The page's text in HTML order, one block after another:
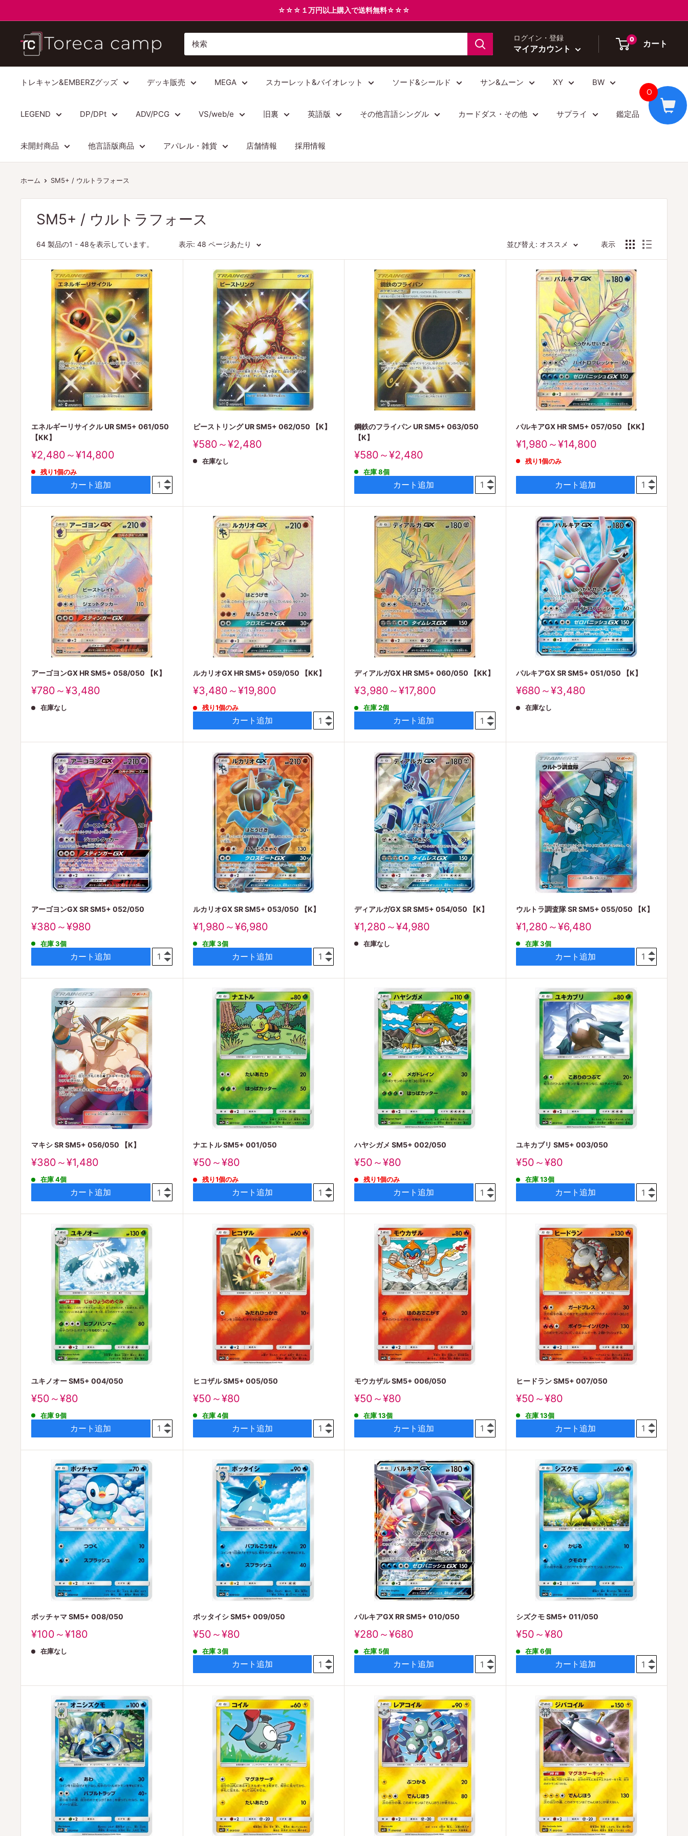
ン
る
☆☆☆１万円以上購入で送料無料☆☆☆
ト
レ
カ
キ
ン
ログイン・登録
マイアカウント
0 カート
トレキャン&EMBERZグッズ デッキ販売 MEGA スカーレット&バイオレット ソード&シールド サン&ムーン XY BW
LEGEND DP/DPt ADV/PCG VS/web/e 旧裏 英語版 その他言語シングル カードダス・その他 サプライ 鑑定品
未開封商品 他言語版商品 アパレル・雑貨 店舗情報 採用情報
ホーム SM5+ / ウルトラフォース
SM5+ / ウルトラフォース
64 製品の1 - 48を表示しています。 表示: 48 ページあたり 並び替え: オススメ 表示
エネルギーリサイクル UR SM5+ 061/050
【KK】
販
価
¥2,480～¥14,800
残り1個のみ
カート追加
ビーストリング UR SM5+ 062/050 【K】
販
価
¥580～¥2,480
在庫なし
鋼鉄のフライパン UR SM5+ 063/050
【K】
販
価
¥580～¥2,480
在庫 8個
カート追加
パルキアGX HR SM5+ 057/050 【KK】
販
価
格
¥1,980～¥14,800
残り1個のみ
カート追加
アーゴヨンGX HR SM5+ 058/050 【K】
販
価
¥780～¥3,480
在庫なし
ルカリオGX HR SM5+ 059/050 【KK】
販
価
¥3,480～¥19,800
残り1個のみ
カート追加
ディアルガGX HR SM5+ 060/050 【KK】
販
価
¥3,980～¥17,800
在庫 2個
カート追加
パルキアGX SR SM5+ 051/050 【K】
販
価
¥680～¥3,480
在庫なし
アーゴヨンGX SR SM5+ 052/050
販
価
¥380～¥980
在庫 3個
カート追加
ルカリオGX SR SM5+ 053/050 【K】
販
価
¥1,980～¥6,980
在庫 3個
カート追加
ディアルガGX SR SM5+ 054/050 【K】
販
価
¥1,280～¥4,980
在庫なし
ウルトラ調査隊 SR SM5+ 055/050 【K】
販
価
¥1,280～¥6,480
在庫 3個
カート追加
マキシ SR SM5+ 056/050 【K】
販
価
¥380～¥1,480
在庫 4個
カート追加
ナエトル SM5+ 001/050
販
価
¥50～¥80
残り1個のみ
カート追加
ハヤシガメ SM5+ 002/050
販
価
¥50～¥80
残り1個のみ
カート追加
ユキカブリ SM5+ 003/050
販
価
¥50～¥80
在庫 13個
カート追加
ユキノオー SM5+ 004/050
販
価
¥50～¥80
在庫 9個
カート追加
ヒコザル SM5+ 005/050
販
価
¥50～¥80
在庫 4個
カート追加
モウカザル SM5+ 006/050
販
価
¥50～¥80
在庫 13個
カート追加
ヒードラン SM5+ 007/050
販
価
¥50～¥80
在庫 13個
カート追加
ポッチャマ SM5+ 008/050
販
価
¥100～¥180
在庫なし
ポッタイシ SM5+ 009/050
販
価
¥50～¥80
在庫 3個
カート追加
パルキアGX RR SM5+ 010/050
販
価
¥280～¥680
在庫 5個
カート追加
シズクモ SM5+ 011/050
販
価
¥50～¥80
在庫 6個
カート追加
0